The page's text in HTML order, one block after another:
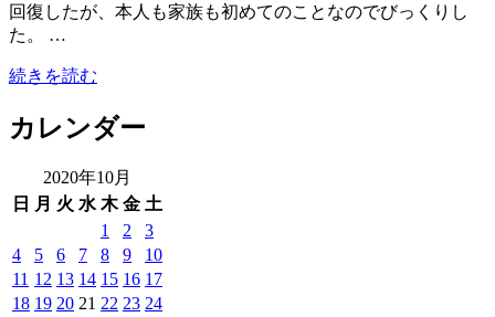
回復したが、本人も家族も初めてのことなのでびっくりし
た。 …
続きを読む
カレンダー
2020年10月
日 月 火 水 木 金 土
1 2
3
4
5 6 7 8 9
10
11 12 13 14 15 16 17
18 19 20 21 22 23 24